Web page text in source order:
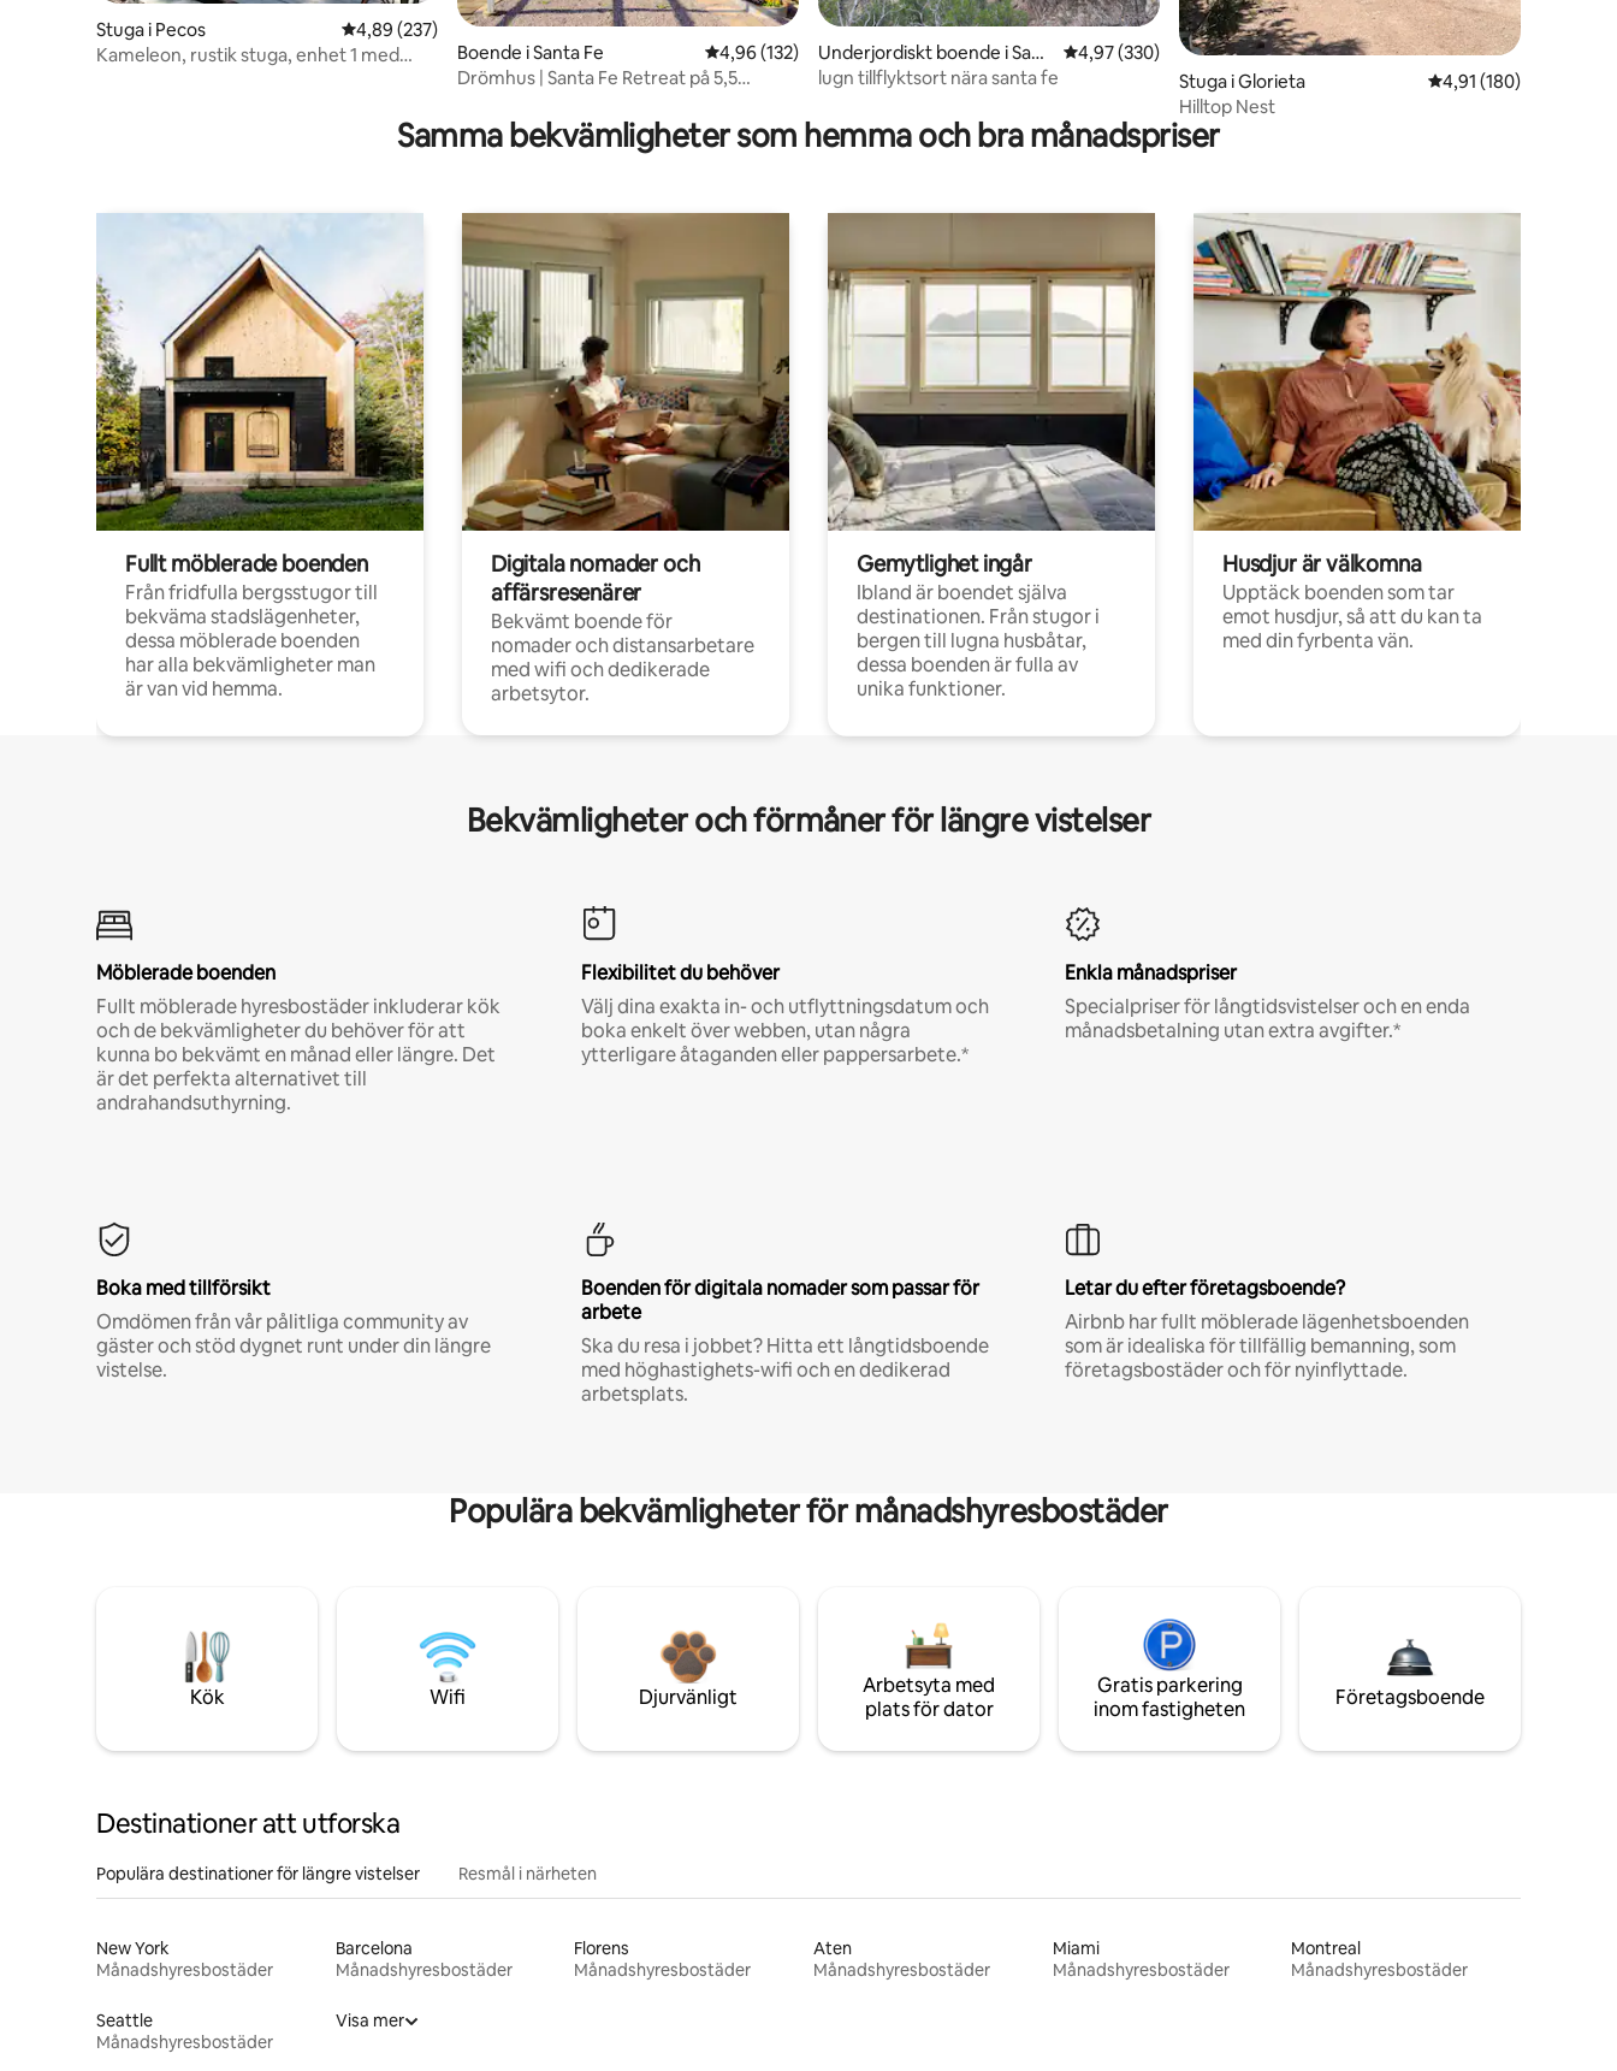
Stuga i Pecos 4,89 av 5 i genomsnittligt betyg, 237 omdömen
4,89 (237)
Kameleon, rustik stuga, enhet 1 med
Boende i Santa Fe 4,96 av 5 i genomsnittligt betyg, 132 omdömen
4,96 (132)
Drömhus | Santa Fe Retreat på 5,5
Underjordiskt boende i Sant
a Fe
4,97 av 5 i genomsnittligt betyg, 330 omdömen
4,97 (330)
lugn tillflyktsort nära santa fe
Stuga i Glorieta 4,91 av 5 i
4,91 (180)
Hilltop Nest
Samma bekvämligheter som hemma och bra månadspriser
Fullt möblerade boenden
Från fridfulla bergsstugor till
bekväma stadslägenheter,
dessa möblerade boenden
har alla bekvämligheter man
är van vid hemma.
Digitala nomader och
affärsresenärer
Bekvämt boende för
nomader och distansarbetare
med wifi och dedikerade
arbetsytor.
Gemytlighet ingår
Ibland är boendet själva
destinationen. Från stugor i
bergen till lugna husbåtar,
dessa boenden är fulla av
unika funktioner.
Husdjur är välkomna
Upptäck boenden som tar
emot husdjur, så att du kan ta
med din fyrbenta vän.
Bekvämligheter och förmåner för längre vistelser
Möblerade boenden
Fullt möblerade hyresbostäder inkluderar kök
och de bekvämligheter du behöver för att
kunna bo bekvämt en månad eller längre. Det
är det perfekta alternativet till
andrahandsuthyrning.
Flexibilitet du behöver
Välj dina exakta in- och utflyttningsdatum och
boka enkelt över webben, utan några
ytterligare åtaganden eller pappersarbete.*
Enkla månadspriser
Specialpriser för långtidsvistelser och en enda
månadsbetalning utan extra avgifter.*
Boka med tillförsikt
Omdömen från vår pålitliga community av
gäster och stöd dygnet runt under din längre
vistelse.
Boenden för digitala nomader som passar för
arbete
Ska du resa i jobbet? Hitta ett långtidsboende
med höghastighets-wifi och en dedikerad
arbetsplats.
Letar du efter företagsboende?
Airbnb har fullt möblerade lägenhetsboenden
som är idealiska för tillfällig bemanning, som
företagsbostäder och för nyinflyttade.
Populära bekvämligheter för månadshyresbostäder
Kök Wifi Djurvänligt
Arbetsyta med
plats för dator
Gratis parkering
inom fastigheten
Företagsboende
Destinationer att utforska
Populära destinationer för längre vistelser Resmål i närheten
New York
Månadshyresbostäder
Barcelona
Månadshyresbostäder
Florens
Månadshyresbostäder
Aten
Månadshyresbostäder
Miami
Månadshyresbostäder
Montreal
Månadshyresbostäder
Seattle
Månadshyresbostäder
Visa mer